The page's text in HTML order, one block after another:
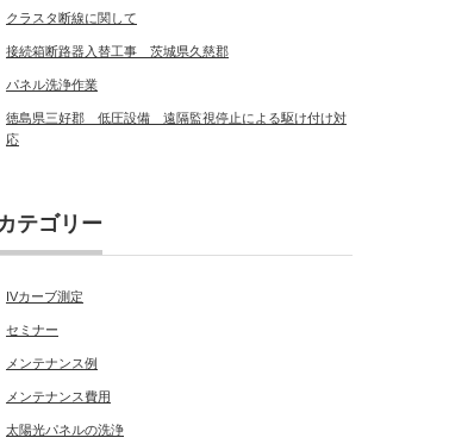
クラスタ断線に関して
接続箱断路器入替工事 茨城県久慈郡
パネル洗浄作業
徳島県三好郡 低圧設備 遠隔監視停止による駆け付け対
応
テゴリー
IVカーブ測定
セミナー
メンテナンス例
メンテナンス費用
太陽光パネルの洗浄